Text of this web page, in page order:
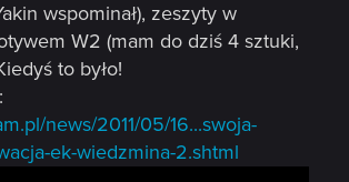
wspominał), zeszyty w
W2 (mam do dziś 4 sztuki,
to było!
news/2011/05/16...swoja-
ek-wiedzmina-2.shtml